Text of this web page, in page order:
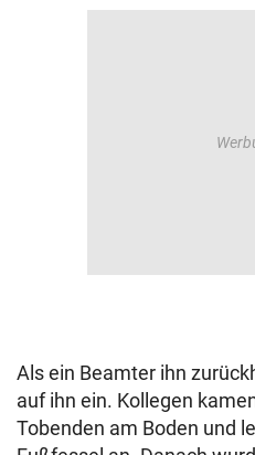
Als ein Beamter ihn
auf ihn ein. Kollegen
Tobenden am Boden und